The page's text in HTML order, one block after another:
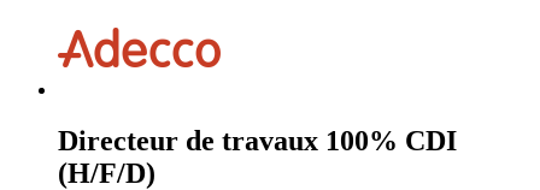
Directeur de travaux 100% CDI
(H/F/D)